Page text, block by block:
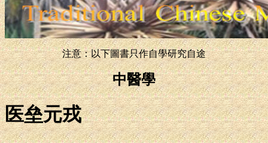
注意：以下圖書只作自學研究自途
中醫學
医垒元戎